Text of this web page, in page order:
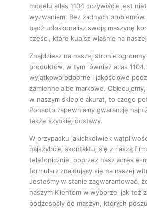
modelu atlas 1104 oczywiście jest
wyzwaniem. Bez żadnych problemów
bądź udoskonalisz swoją maszynę
części, które kupisz właśnie na
Znajdziesz na naszej stronie
produktów, w tym również atlas 1104.
wyjątkowo odporne i jakościowe
zamienne albo markowe.
w naszym sklepie akurat, to czego
Ponadto zapewniamy gwarancję
także szybkiej dostawy.
W przypadku jakichkolwiek
najszybciej skontaktuj się z naszą
telefonicznie, poprzez nasz adres e-
formularz znajdujący się na naszej
Jesteśmy w stanie zagwarantować,
naszym Klientom w wyborze, jak też
podzespoły do maszyn, których